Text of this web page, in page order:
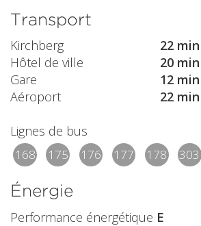
Transport
Kirchberg
22 min
Hôtel de ville
20 min
Gare
12 min
Aéroport
22 min
Lignes de bus
168 175 176 177 178 303
Énergie
Performance énergétique E